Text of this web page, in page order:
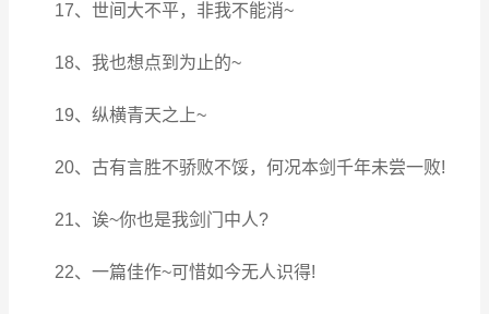
17、世间大不平，非我不能消~
18、我也想点到为止的~
19、纵横青天之上~
20、古有言胜不骄败不馁，何况本剑千年未尝一败!
21、诶~你也是我剑门中人?
22、一篇佳作~可惜如今无人识得!